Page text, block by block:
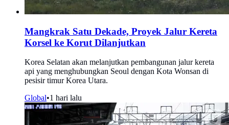
Mangkrak Satu Dekade, Proyek Jalur Kereta
Korsel ke Korut Dilanjutkan
Korea Selatan akan melanjutkan pembangunan jalur kereta
api yang menghubungkan Seoul dengan Kota Wonsan di
pesisir timur Korea Utara.
Global•1 hari lalu